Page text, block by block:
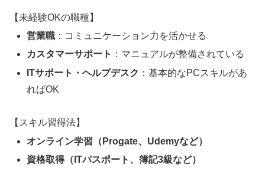
【未経験OKの職種】
営業職 ：コミュニケーション力を活かせる
カスタマーサポート ：マニュアルが整備されている
ITサポート・ヘルプデスク ：基本的なPCスキルがあ
ればOK
【スキル習得法】
オンライン学習（Progate、Udemyなど）
資格取得（ITパスポート、簿記3級など）